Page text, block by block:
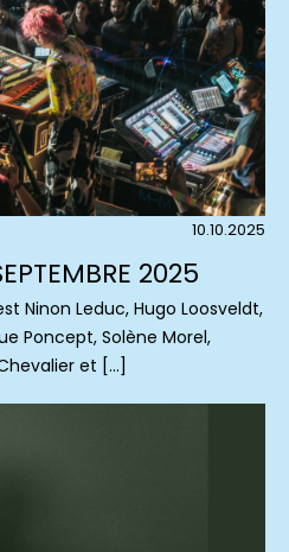
10.10.2025
2025
Ninon Leduc, Hugo Loosveldt,
Poncept, Solène Morel,
et […]